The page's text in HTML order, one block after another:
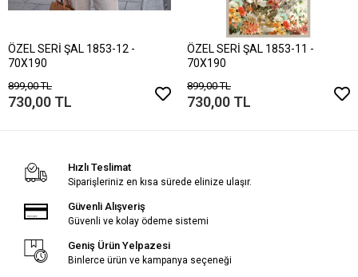
ÖZEL SERİ ŞAL 1853-12 -
70X190
899,00 TL
730,00 TL
ÖZEL SERİ ŞAL 1853-11 -
70X190
899,00 TL
730,00 TL
Hızlı Teslimat
Siparişleriniz en kısa sürede elinize ulaşır.
Güvenli Alışveriş
Güvenli ve kolay ödeme sistemi
Geniş Ürün Yelpazesi
Binlerce ürün ve kampanya seçeneği